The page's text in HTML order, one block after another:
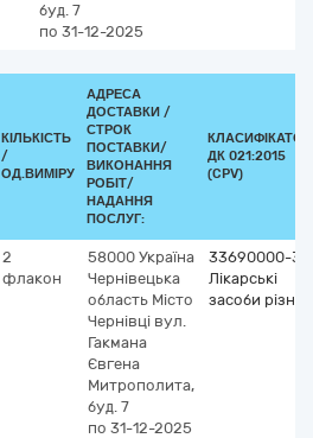
буд. 7
по 31-12-2025
КІЛЬКІСТЬ
/
ОД.ВИМІРУ
АДРЕСА
ДОСТАВКИ /
СТРОК
ПОСТАВКИ/
ВИКОНАННЯ
РОБІТ/
НАДАННЯ
ПОСЛУГ:
КЛАСИФІКАТОР
ДК 021:2015
(CPV)
2
флакон
58000 Україна
Чернівецька
область Місто
Чернівці вул.
Гакмана
Євгена
Митрополита,
буд. 7
по 31-12-2025
33690000-3
Лікарські
засоби різні